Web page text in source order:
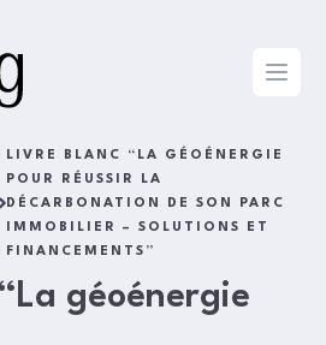
Open
LIVRE BLANC “LA GÉOÉNERGIE
POUR RÉUSSIR LA
DÉCARBONATION DE SON PARC
IMMOBILIER – SOLUTIONS ET
FINANCEMENTS”
géoénergie